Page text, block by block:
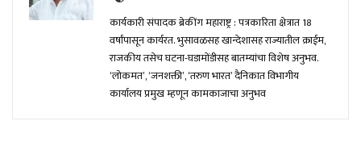
कार्यकारी संपादक ब्रेकींग महाराष्ट्र : पत्रकारिता क्षेत्रात 18
वर्षांपासून कार्यरत. भुसावळसह खान्देशासह राज्यातील क्राईम,
राजकीय तसेच घटना-घडामोंडीसह बातम्यांचा विशेष अनुभव.
‘लोकमत’, ‘जनशक्ती’, ‘तरुण भारत’ दैनिकात विभागीय
कार्यालय प्रमुख म्हणून कामकाजाचा अनुभव